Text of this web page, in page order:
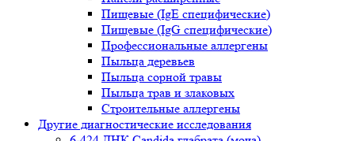
Пищевые (IgE специфические)
Пищевые (IgG специфические)
Профессиональные аллергены
Пыльца деревьев
Пыльца сорной травы
Пыльца трав и злаковых
Строительные аллергены
Другие диагностические исследования